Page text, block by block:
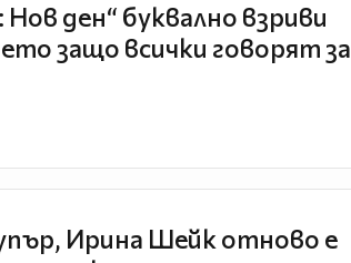
ден“ буквално взриви
защо всички говорят за
Ирина Шейк отново е